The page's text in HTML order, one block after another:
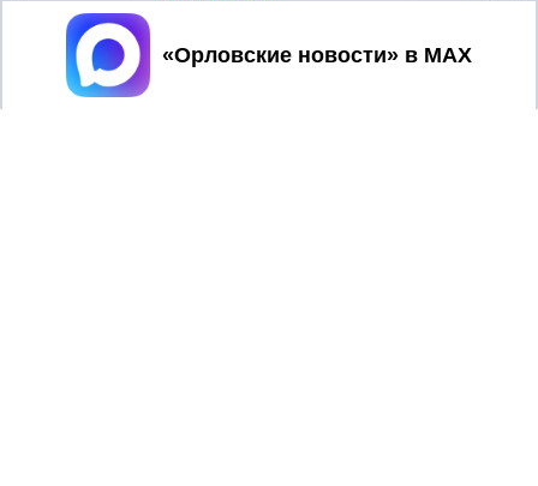
Принять